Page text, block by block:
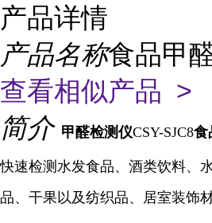
产品详情
产品名称食品甲
查看相似产品 >
简介 甲醛检测仪CSY-SJC8食
快速检测水发食品、酒类饮料、
品、干果以及纺织品、居室装饰